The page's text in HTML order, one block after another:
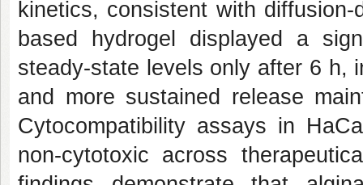
kinetics, consistent with
based hydrogel displayed a
steady-state levels only after 6 h,
and more sustained release
Cytocompatibility assays in
non-cytotoxic across